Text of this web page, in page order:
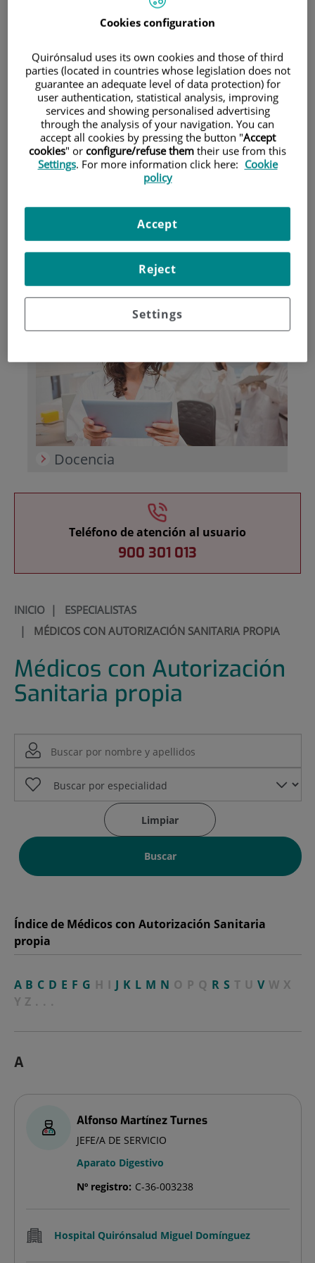
Pacientes y visitantes
Aseguradoras y mutuas
Unidad de Neuro-Rehabilitación
Docencia
Teléfono de atención al usuario
900 301 013
INICIO| ESPECIALISTAS
| MÉDICOS CON AUTORIZACIÓN SANITARIA PROPIA
Médicos con Autorización
Sanitaria propia
Limpiar
Buscar
Índice de Médicos con Autorización Sanitaria
propia
A B C D E F G H I J K L M N O P Q R S T U V W X
Y Z ...
A
Alfonso Martínez Turnes
JEFE/A DE SERVICIO
Aparato Digestivo
Nº registro: C-36-003238
Hospital Quirónsalud Miguel Domínguez
Cookies configuration
Quirónsalud uses its own cookies and those of third
parties (located in countries whose legislation does not
guarantee an adequate level of data protection) for
user authentication, statistical analysis, improving
services and showing personalised advertising
through the analysis of your navigation. You can
accept all cookies by pressing the button "Accept
cookies" or configure/refuse them their use from this
Settings. For more information click here: Cookie
policy
Settings
Reject
Accept